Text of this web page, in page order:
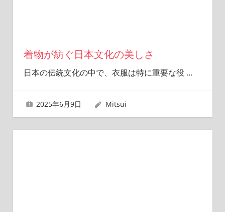
着物が紡ぐ日本文化の美しさ
日本の伝統文化の中で、衣服は特に重要な役 …
2025年6月9日 Mitsui